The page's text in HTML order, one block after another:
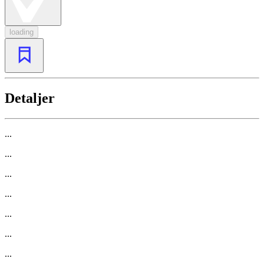
loading
Detaljer
...
...
...
...
...
...
...